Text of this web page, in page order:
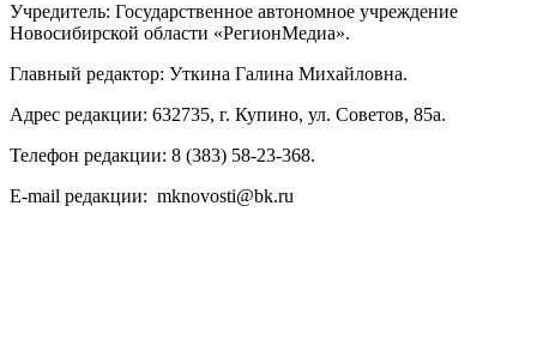
Учредитель: Государственное автономное учреждение
Новосибирской области «РегионМедиа».
Главный редактор: Уткина Галина Михайловна.
Адрес редакции: 632735, г. Купино, ул. Советов, 85а.
Телефон редакции: 8 (383) 58-23-368.
E-mail редакции: mknovosti@bk.ru